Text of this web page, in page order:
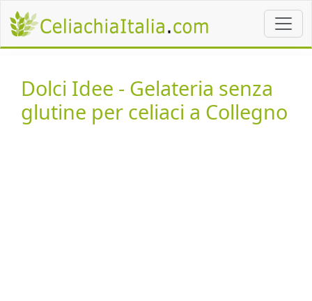
Dolci Idee - Gelateria senza
glutine per celiaci a Collegno